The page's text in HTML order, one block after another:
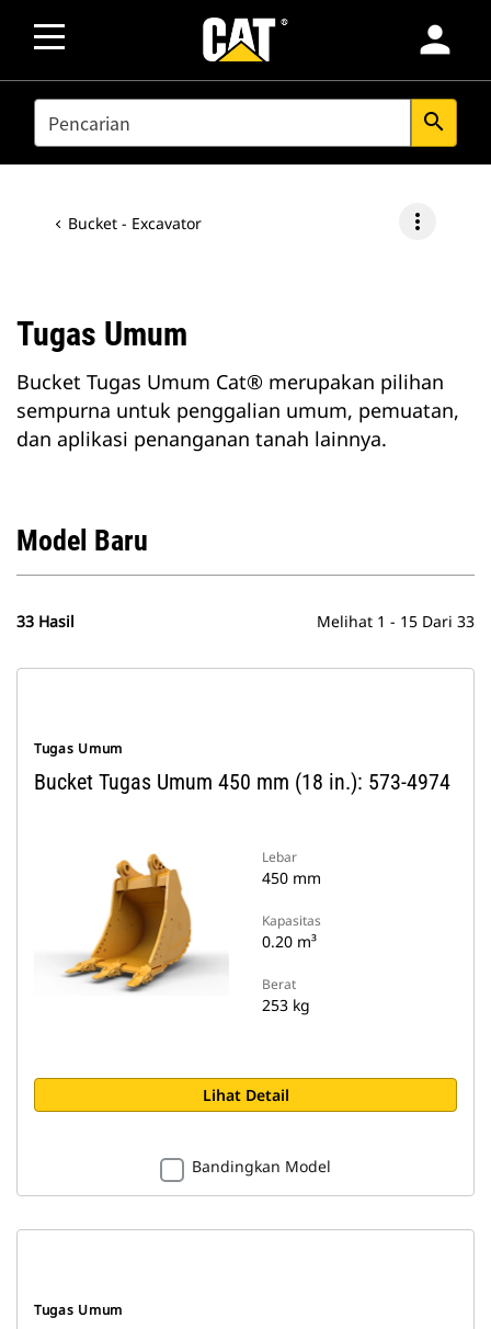
person
SEARCH search
Bucket - Excavator more_vert
Tugas Umum
Bucket Tugas Umum Cat® merupakan pilihan
sempurna untuk penggalian umum, pemuatan,
dan aplikasi penanganan tanah lainnya.
Model Baru
33 Hasil Melihat 1 - 15 Dari 33
Tugas Umum
Bucket Tugas Umum 450 mm (18 in.): 573-4974
Lebar
450 mm
Kapasitas
0.20 m³
Berat
253 kg
Lihat Detail
Bandingkan Model
Tugas Umum